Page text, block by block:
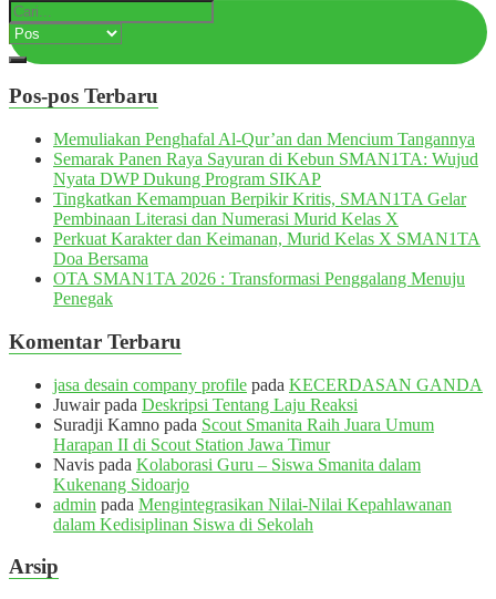
Pos-pos Terbaru
Memuliakan Penghafal Al-Qur’an dan Mencium Tangannya
Semarak Panen Raya Sayuran di Kebun SMAN1TA: Wujud
Nyata DWP Dukung Program SIKAP
Tingkatkan Kemampuan Berpikir Kritis, SMAN1TA Gelar
Pembinaan Literasi dan Numerasi Murid Kelas X
Perkuat Karakter dan Keimanan, Murid Kelas X SMAN1TA
Doa Bersama
OTA SMAN1TA 2026 : Transformasi Penggalang Menuju
Penegak
Komentar Terbaru
jasa desain company profile pada KECERDASAN GANDA
Juwairpada Deskripsi Tentang Laju Reaksi
Suradji Kamno pada Scout Smanita Raih Juara Umum
Harapan II di Scout Station Jawa Timur
Navis pada Kolaborasi Guru – Siswa Smanita dalam
Kukenang Sidoarjo
admin pada Mengintegrasikan Nilai-Nilai Kepahlawanan
dalam Kedisiplinan Siswa di Sekolah
Arsip